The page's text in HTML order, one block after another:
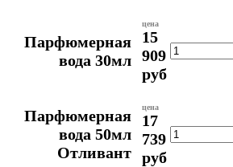
Парфюмерная
вода 30мл
цена
15
909
руб
Парфюмерная
вода 50мл
Отливант
цена
17
739
руб